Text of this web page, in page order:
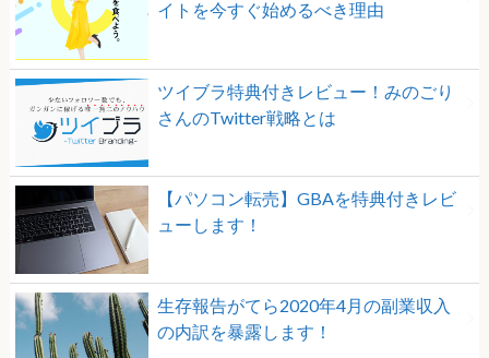
イトを今すぐ始めるべき理由
ツイブラ特典付きレビュー！みのごり
さんのTwitter戦略とは
【パソコン転売】GBAを特典付きレビ
ューします！
生存報告がてら2020年4月の副業収入
の内訳を暴露します！